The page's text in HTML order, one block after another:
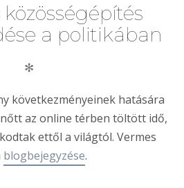
a politikában
✻
következményeinek hatására
az online térben töltött idő,
ettől a világtól. Vermes
blogbejegyzése.